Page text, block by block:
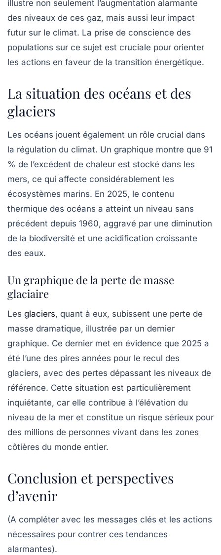
illustre non seulement l’augmentation alarmante
des niveaux de ces gaz, mais aussi leur impact
futur sur le climat. La prise de conscience des
populations sur ce sujet est cruciale pour orienter
les actions en faveur de la transition énergétique.
La situation des océans et des
glaciers
Les océans jouent également un rôle crucial dans
la régulation du climat. Un graphique montre que 91
% de l’excédent de chaleur est stocké dans les
mers, ce qui affecte considérablement les
écosystèmes marins. En 2025, le contenu
thermique des océans a atteint un niveau sans
précédent depuis 1960, aggravé par une diminution
de la biodiversité et une acidification croissante
des eaux.
Un graphique de la perte de masse
glaciaire
Les glaciers, quant à eux, subissent une perte de
masse dramatique, illustrée par un dernier
graphique. Ce dernier met en évidence que 2025 a
été l’une des pires années pour le recul des
glaciers, avec des pertes dépassant les niveaux de
référence. Cette situation est particulièrement
inquiétante, car elle contribue à l’élévation du
niveau de la mer et constitue un risque sérieux pour
des millions de personnes vivant dans les zones
côtières du monde entier.
Conclusion et perspectives
d’avenir
(A compléter avec les messages clés et les actions
nécessaires pour contrer ces tendances
alarmantes).